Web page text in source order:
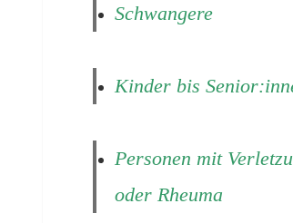
Schwangere
Kinder bis
Personen mit
oder Rheuma